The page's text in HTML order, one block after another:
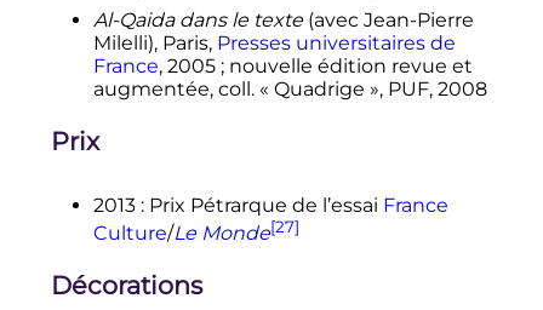
Al-Qaida dans le texte(avec Jean-Pierre
Milelli), Paris, Presses universitaires de
France, 2005 ; nouvelle édition revue et
augmentée, coll. « Quadrige », PUF, 2008
Prix
2013 : Prix Pétrarque de l’essai France
Culture/Le Monde[27]
Décorations